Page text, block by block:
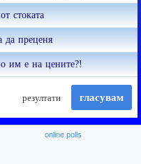
online polls